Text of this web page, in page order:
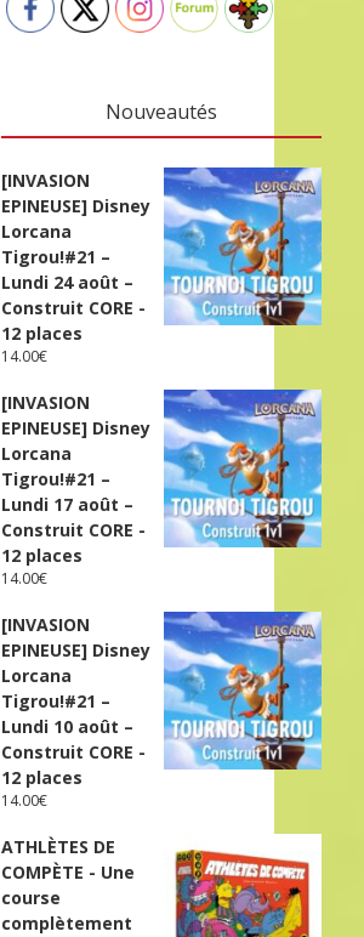
Nouveautés
[INVASION
EPINEUSE] Disney
Lorcana
Tigrou!#21 –
Lundi 24 août –
Construit CORE -
12 places
14.00€
[INVASION
EPINEUSE] Disney
Lorcana
Tigrou!#21 –
Lundi 17 août –
Construit CORE -
12 places
14.00€
[INVASION
EPINEUSE] Disney
Lorcana
Tigrou!#21 –
Lundi 10 août –
Construit CORE -
12 places
14.00€
ATHLÈTES DE
COMPÈTE - Une
course
complètement